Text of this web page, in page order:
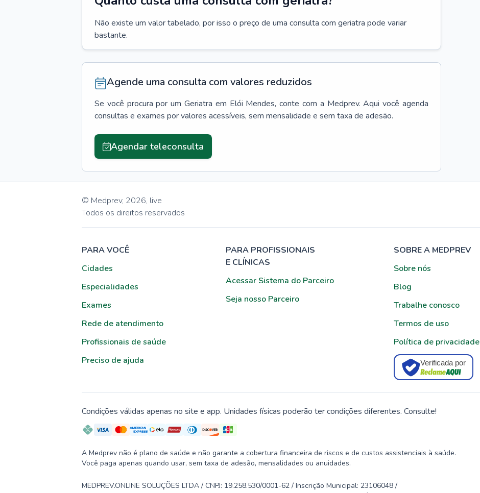
Não existe um valor tabelado, por isso o preço de uma consulta com geriatra pode variar
bastante.
Agende uma consulta com valores reduzidos
Se você procura por um Geriatra em Elói Mendes, conte com a Medprev. Aqui você agenda
consultas e exames por valores acessíveis, sem mensalidade e sem taxa de adesão.
Agendar teleconsulta
© Medprev, 2026, live
Todos os direitos reservados
PARA VOCÊ
Cidades
Especialidades
Exames
Rede de atendimento
Profissionais de saúde
Preciso de ajuda
PARA PROFISSIONAIS
E CLÍNICAS
Acessar Sistema do Parceiro
Seja nosso Parceiro
SOBRE A MEDPREV
Sobre nós
Blog
Trabalhe conosco
Termos de uso
Política de privacidade
Verificada por
Condições válidas apenas no site e app. Unidades físicas poderão ter condições diferentes. Consulte!
A Medprev não é plano de saúde e não garante a cobertura financeira de riscos e de custos assistenciais à saúde.
Você paga apenas quando usar, sem taxa de adesão, mensalidades ou anuidades.
MEDPREV.ONLINE SOLUÇÕES LTDA / CNPJ: 19.258.530/0001-62 / Inscrição Municipal: 23106048 /